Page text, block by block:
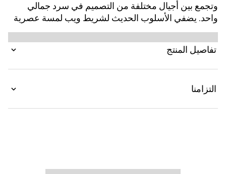
وتجمع بين أجيال مختلفة من التصميم في سرد جمالي
واحد. يضفي الأسلوب الحديث لشريط ويب لمسة عصرية
على الملابس الجاهزة الأساسية التي تبرز القوام المرتفع
والتفاصيل المعاصرة. يتميّز هذا التي شيرت المصنوع من
قطن جيرسي بطبعة شريط ويب مع شعار Gucci.
تفاصيل المنتج
التزامنا